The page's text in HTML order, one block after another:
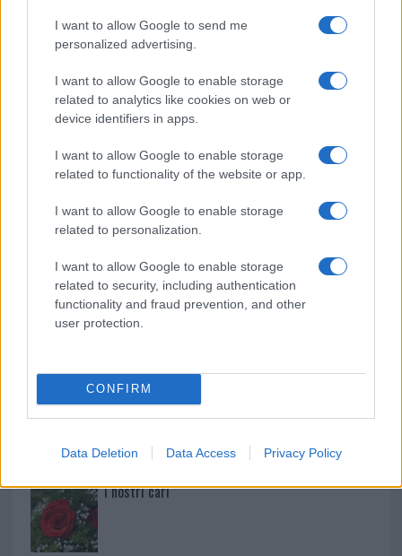
I want to allow Google to send me
personalized advertising.
I want to allow Google to enable storage
related to analytics like cookies on web or
device identifiers in apps.
I want to allow Google to enable storage
related to functionality of the website or app.
I want to allow Google to enable storage
related to personalization.
I want to allow Google to enable storage
related to security, including authentication
functionality and fraud prevention, and other
user protection.
CONFIRM
Data Deletion Data Access Privacy Policy
NECROLOGIE
Mario Malu
Martina Agostina Diturco
I nostri cari